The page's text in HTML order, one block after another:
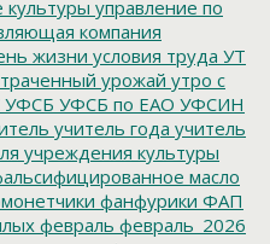
культуры управление по
компания
жизни условия труда УТ
урожай утро с
УФСБ УФСБ по ЕАО УФСИН
учитель года учитель
учреждения культуры
масло
фанфурики ФАП
февраль февраль_2026